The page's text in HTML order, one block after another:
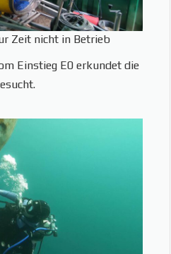
Zeit nicht in Betrieb
Einstieg E0 erkundet die